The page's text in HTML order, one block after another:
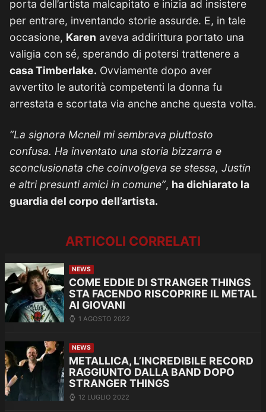
porta dell’artista malcapitato e inizia ad insistere
per entrare, inventando storie assurde. E, in tale
occasione, Karen aveva addirittura portato una
valigia con sé, sperando di potersi trattenere a
casa Timberlake. Ovviamente dopo aver
avvertito le autorità competenti la donna fu
arrestata e scortata via anche anche questa volta.
“La signora Mcneil mi sembrava piuttosto
confusa. Ha inventato una storia bizzarra e
sconclusionata che coinvolgeva se stessa, Justin
e altri presunti amici in comune”, ha dichiarato la
guardia del corpo dell’artista.
ARTICOLI CORRELATI
NEWS
COME EDDIE DI STRANGER THINGS
STA FACENDO RISCOPRIRE IL METAL
AI GIOVANI
1 AGOSTO 2022
NEWS
METALLICA, L’INCREDIBILE RECORD
RAGGIUNTO DALLA BAND DOPO
STRANGER THINGS
12 LUGLIO 2022